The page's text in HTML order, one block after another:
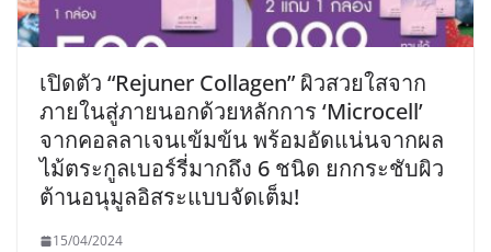
เปิดตัว “Rejuner Collagen” ผิวสวยใสจาก
ภายในสู่ภายนอกด้วยหลักการ ‘Microcell’
จากคอลลาเจนเข้มข้น พร้อมอัดแน่นจากผล
ไม้ตระกูลเบอร์รี่มากถึง 6 ชนิด ยกกระชับผิว
ต้านอนุมูลอิสระแบบจัดเต็ม!
15/04/2024